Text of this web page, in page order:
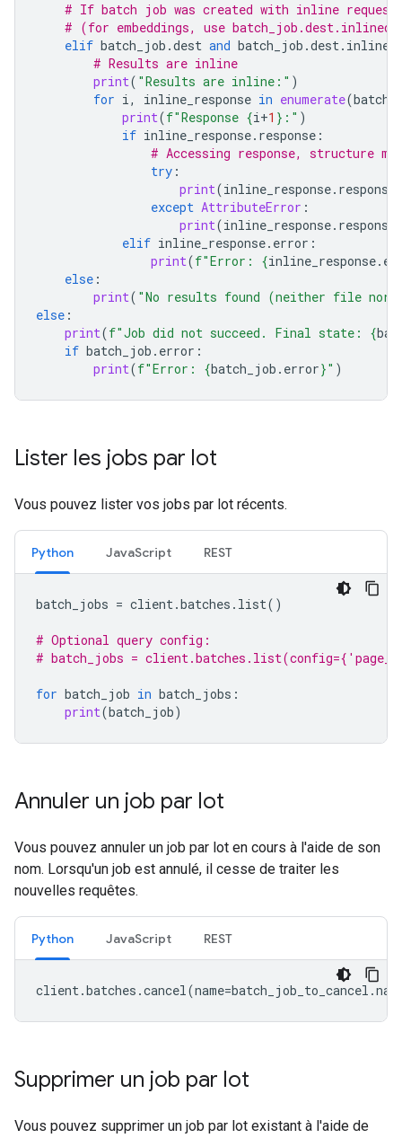
# If batch job was created with inline request
# (for embeddings, use
elif batch_job .dest and batch_job .dest.
# Results are inline
print( "Results are inline:" )
for i, inline_response in enumerate(
print(f"Response {i+1 } :" )
if inline_response. response :
# Accessing response, structure
try :
print(inline_response. response
except AttributeError :
print(inline_response. response
elif inline_response. error :
print(f"Error: {inline_response.
else :
print( "No results found (neither file
else :
print(f"Job did not succeed. Final state: {
if batch_job . error :
print(f"Error: {batch_job . error}" )
Lister les jobs par lot
Vous pouvez lister vos jobs par lot récents.
Python JavaScript REST
batch_jobs = client.batches . list()
# Optional query config:
# batch_jobs =
for batch_job in batch_jobs :
print(batch_job)
Annuler un job par lot
Vous pouvez annuler un job par lot en cours à l'aide de son
nom. Lorsqu'un job est annulé, il cesse de traiter les
nouvelles requêtes.
Python JavaScript REST
client.batches .cancel(name=batch_job_to_cancel .
Supprimer un job par lot
Vous pouvez supprimer un job par lot existant à l'aide de